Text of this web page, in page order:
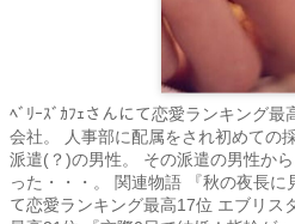
ﾍﾞﾘｰｽﾞｶﾌｪさんにて恋愛ランキング
会社。 人事部に配属をされ初めての
派遣(？)の男性。 その派遣の男性か
った・・・。 関連物語 『秋の夜長に
て恋愛ランキング最高17位 エブリス